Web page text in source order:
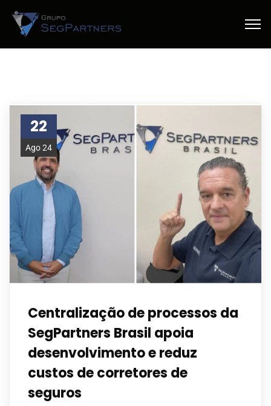
22
Ago 24
Centralização de processos da
SegPartners Brasil apoia
desenvolvimento e reduz
custos de corretores de
seguros